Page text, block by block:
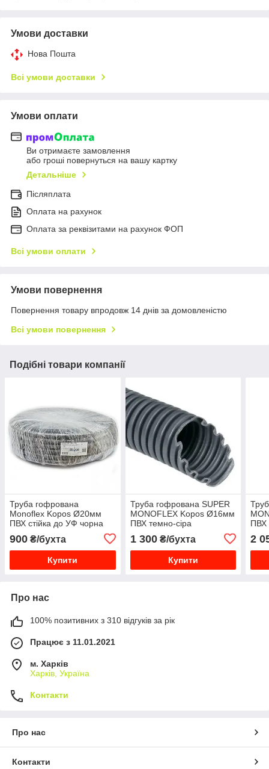
Умови доставки
Нова Пошта
Всі умови доставки
Умови оплати
Ви отримаєте замовлення
або гроші повернуться на вашу картку
Детальніше
Післяплата
Оплата на рахунок
Оплата за реквізитами на рахунок ФОП
Всі умови оплати
Умови повернення
Повернення товару впродовж 14 днів за домовленістю
Всі умови повернення
Подібні товари компанії
Труба гофрована
Monoflex Kopos Ø20мм
ПВХ стійка до УФ чорна
900 ₴/бухта
Купити
Труба гофрована SUPER
MONOFLEX Kopos Ø16мм
ПВХ темно-сіра
1 300₴/бухта
Купити
ПВХ
2
Про нас
100% позитивних з 310 відгуків за рік
Працює з 11.01.2021
м. Харків
Харків, Україна
Контакти
Про нас
Контакти